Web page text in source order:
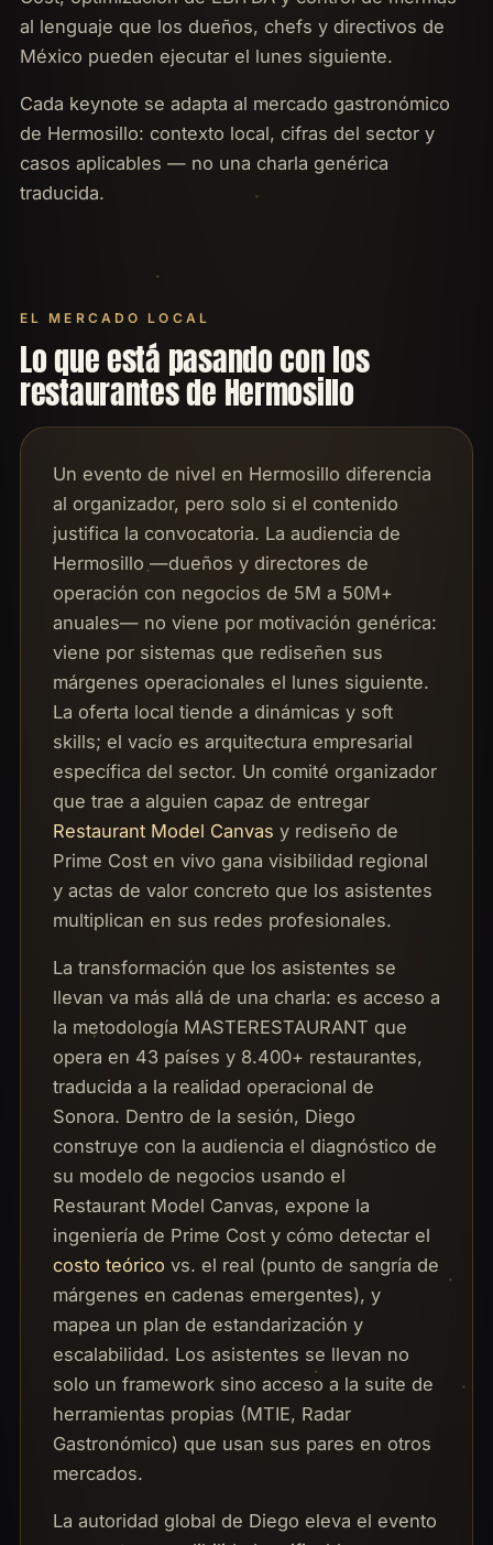
al lenguaje que los dueños, chefs y directivos de
México pueden ejecutar el lunes siguiente.
Cada keynote se adapta al mercado gastronómico
de Hermosillo: contexto local, cifras del sector y
casos aplicables — no una charla genérica
traducida.
EL MERCADO LOCAL
Lo que está pasando con los
restaurantes de Hermosillo
Un evento de nivel en Hermosillo diferencia
al organizador, pero solo si el contenido
justifica la convocatoria. La audiencia de
Hermosillo —dueños y directores de
operación con negocios de 5M a 50M+
anuales— no viene por motivación genérica:
viene por sistemas que rediseñen sus
márgenes operacionales el lunes siguiente.
La oferta local tiende a dinámicas y soft
skills; el vacío es arquitectura empresarial
específica del sector. Un comité organizador
que trae a alguien capaz de entregar
Restaurant Model Canvas y rediseño de
Prime Cost en vivo gana visibilidad regional
y actas de valor concreto que los asistentes
multiplican en sus redes profesionales.
La transformación que los asistentes se
llevan va más allá de una charla: es acceso a
la metodología MASTERESTAURANT que
opera en 43 países y 8.400+ restaurantes,
traducida a la realidad operacional de
Sonora. Dentro de la sesión, Diego
construye con la audiencia el diagnóstico de
su modelo de negocios usando el
Restaurant Model Canvas, expone la
ingeniería de Prime Cost y cómo detectar el
costo teórico vs. el real (punto de sangría de
márgenes en cadenas emergentes), y
mapea un plan de estandarización y
escalabilidad. Los asistentes se llevan no
solo un framework sino acceso a la suite de
herramientas propias (MTIE, Radar
Gastronómico) que usan sus pares en otros
mercados.
La autoridad global de Diego eleva el evento